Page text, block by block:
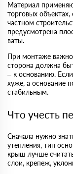
Материал
торговых
частном
предусмотрена
ваты.
При монтаже важно
сторона должна
– к основанию.
хуже, а основание
стабильным.
Что учесть
Сначала нужно
утепления, тип
крыш лучше
слои, крепеж,